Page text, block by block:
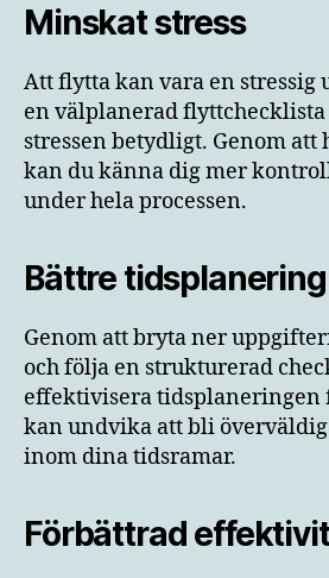
Minskat stress
Att flytta kan vara en stressig
en välplanerad
stressen betydligt. Genom
kan du känna dig mer
under hela processen.
Bättre tidsplanering
Genom att bryta ner
och följa en strukturerad
effektivisera tidsplaneringen
kan undvika att bli
inom dina tidsramar.
Förbättrad